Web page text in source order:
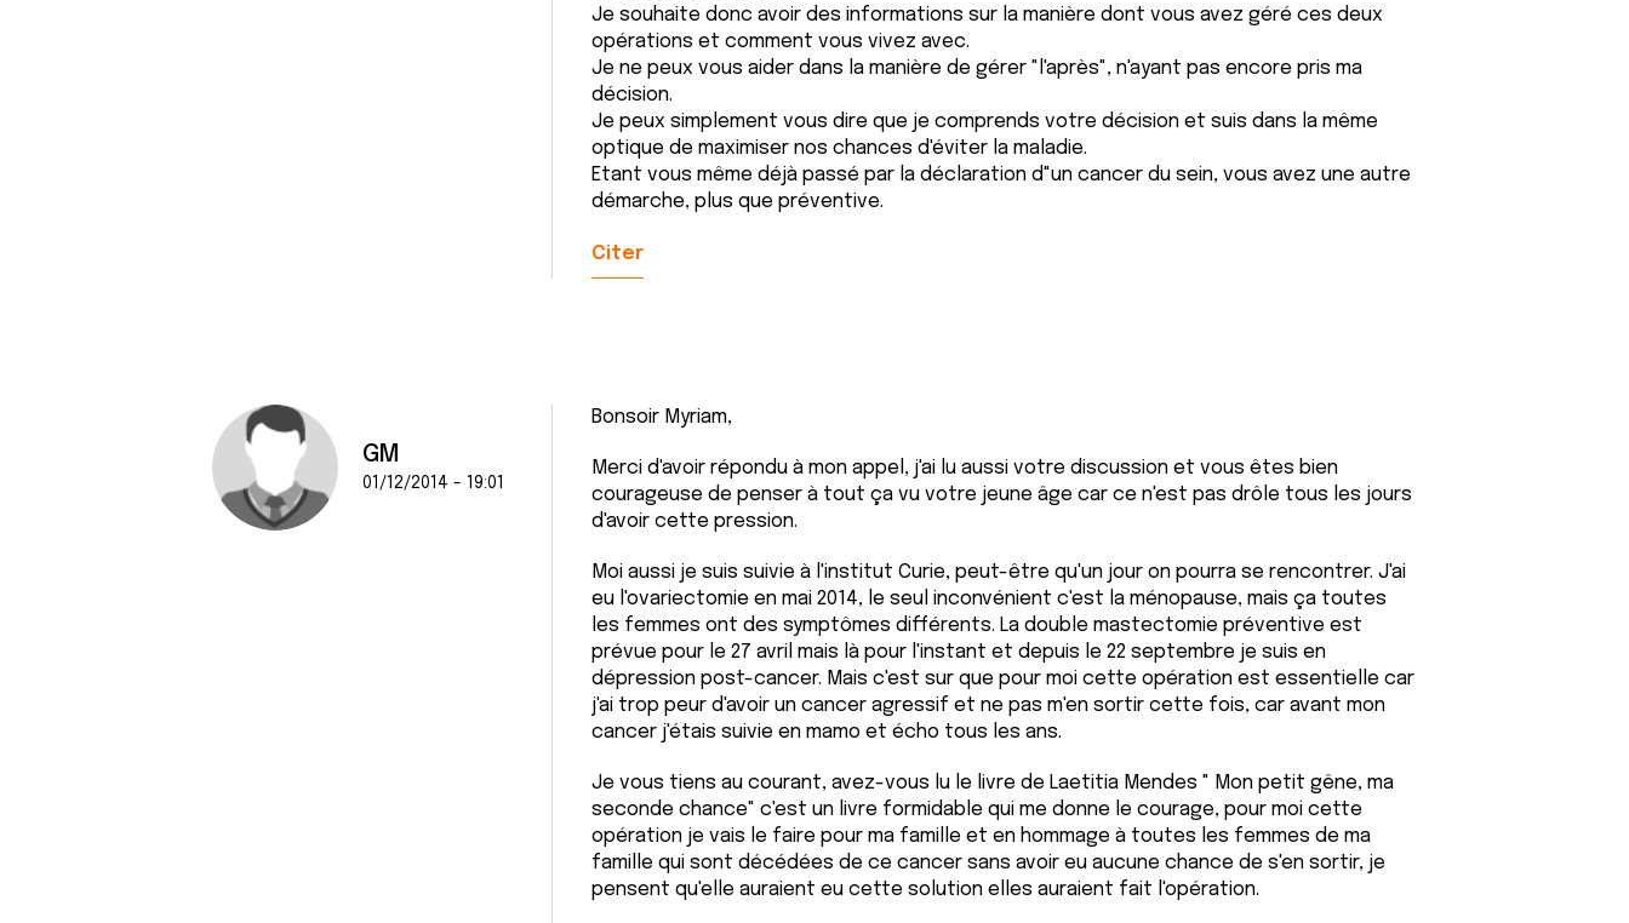
Je souhaite donc avoir des informations sur la manière dont vous avez géré ces deux
opérations et comment vous vivez avec.
Je ne peux vous aider dans la manière de gérer "l'après", n'ayant pas encore pris ma
décision.
Je peux simplement vous dire que je comprends votre décision et suis dans la même
optique de maximiser nos chances d'éviter la maladie.
Etant vous même déjà passé par la déclaration d"un cancer du sein, vous avez une autre
démarche, plus que préventive.
Citer
GM
01/12/2014 - 19:01
Bonsoir Myriam,
Merci d'avoir répondu à mon appel, j'ai lu aussi votre discussion et vous êtes bien
courageuse de penser à tout ça vu votre jeune âge car ce n'est pas drôle tous les jours
d'avoir cette pression.
Moi aussi je suis suivie à l'institut Curie, peut-être qu'un jour on pourra se rencontrer. J'ai
eu l'ovariectomie en mai 2014, le seul inconvénient c'est la ménopause, mais ça toutes
les femmes ont des symptômes différents. La double mastectomie préventive est
prévue pour le 27 avril mais là pour l'instant et depuis le 22 septembre je suis en
dépression post-cancer. Mais c'est sur que pour moi cette opération est essentielle car
j'ai trop peur d'avoir un cancer agressif et ne pas m'en sortir cette fois, car avant mon
cancer j'étais suivie en mamo et écho tous les ans.
Je vous tiens au courant, avez-vous lu le livre de Laetitia Mendes " Mon petit gêne, ma
seconde chance" c'est un livre formidable qui me donne le courage, pour moi cette
opération je vais le faire pour ma famille et en hommage à toutes les femmes de ma
famille qui sont décédées de ce cancer sans avoir eu aucune chance de s'en sortir, je
pensent qu'elle auraient eu cette solution elles auraient fait l'opération.